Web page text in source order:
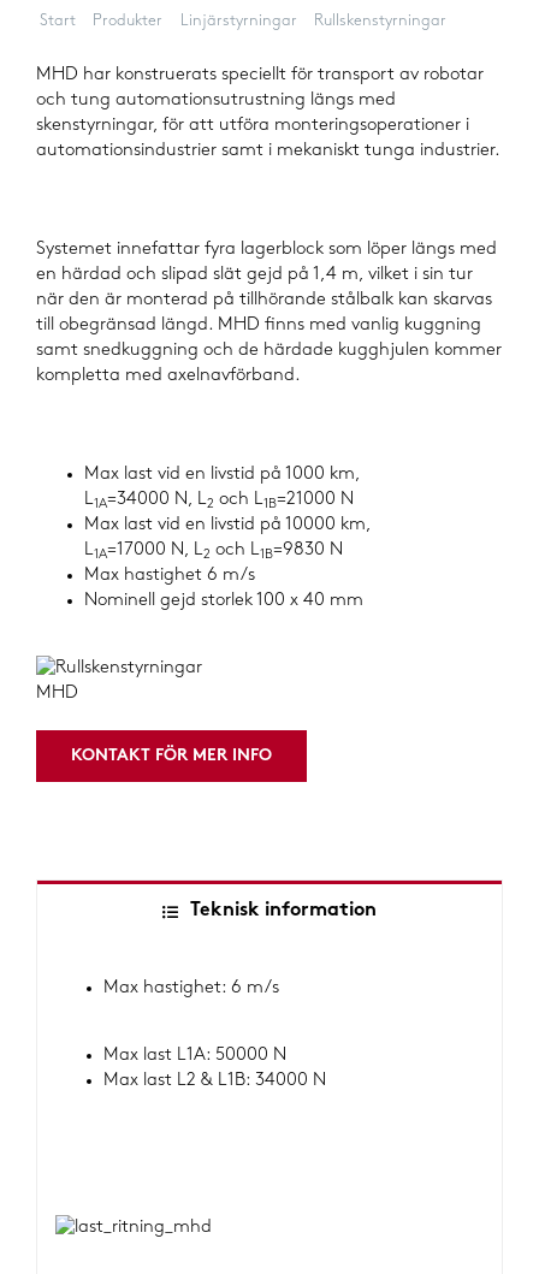
Start Produkter Linjärstyrningar Rullskenstyrningar
MHD har konstruerats speciellt för transport av robotar
och tung automationsutrustning längs med
skenstyrningar, för att utföra monteringsoperationer i
automationsindustrier samt i mekaniskt tunga industrier.
Systemet innefattar fyra lagerblock som löper längs med
en härdad och slipad slät gejd på 1,4 m, vilket i sin tur
när den är monterad på tillhörande stålbalk kan skarvas
till obegränsad längd. MHD finns med vanlig kuggning
samt snedkuggning och de härdade kugghjulen kommer
kompletta med axelnavförband.
Max last vid en livstid på 1000 km,
L1A=34000 N, L2 och L1B=21000 N
Max last vid en livstid på 10000 km,
L1A=17000 N, L2 och L1B=9830 N
Max hastighet 6 m/s
Nominell gejd storlek 100 x 40 mm
KONTAKT FÖR MER INFO
Teknisk information
Max hastighet: 6 m/s
Max last L1A: 50000 N
Max last L2 & L1B: 34000 N